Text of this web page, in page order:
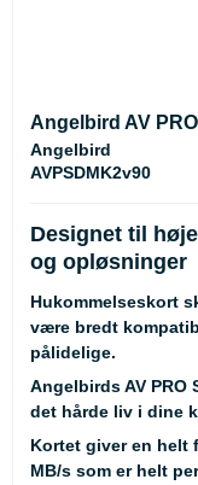
Angelbird AV
Angelbird
AVPSDMK2v90
Designet til
og opløsninger
Hukommelseskort
være bredt
pålidelige.
Angelbirds AV
det hårde liv i dine
Kortet giver en helt
MB/s som er helt